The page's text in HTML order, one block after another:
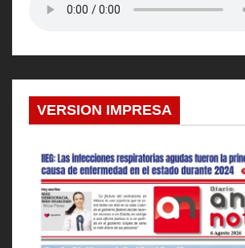
VERSION IMPRESA